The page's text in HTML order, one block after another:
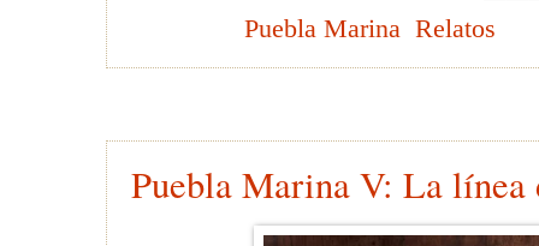
Puebla Marina Relatos
Puebla Marina V: La línea